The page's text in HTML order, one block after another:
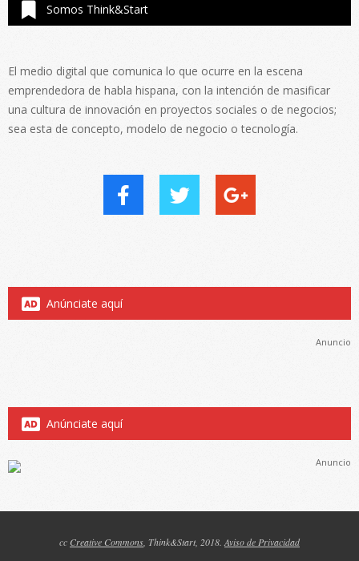
Somos Think&Start
El medio digital que comunica lo que ocurre en la escena
emprendedora de habla hispana, con la intención de masificar
una cultura de innovación en proyectos sociales o de negocios;
sea esta de concepto, modelo de negocio o tecnología.
Anúnciate aquí
Anuncio
Anúnciate aquí
Anuncio
cc Creative Commons , Think&Start, 2018. Aviso de Privacidad